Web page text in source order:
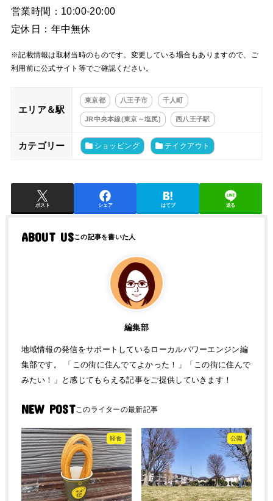
営業時間：10:00-20:00
定休日：年中無休
※記載情報は取材当時のものです。変更している場合もありますので、ご
利用前に公式サイト等でご確認ください。
エリア＆駅
東京都 八王子市 千人町
JR中央本線(東京～塩尻) 西八王子駅
カテゴリー ショッピング テイクアウト
ポスト シェア はてブ 送る
ABOUT US
編集部
地域情報の発信をサポートしているローカルパワーエンジン編
集部です。 「この街に住んでてよかった！」「この街に住んで
みたい！」と感じてもらえる記事をご提供していきます！
NEW POST
軽食 公園